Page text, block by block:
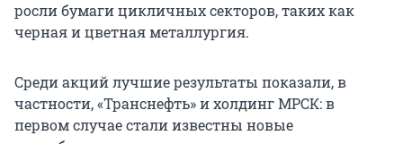
росли бумаги цикличных секторов, таких как
черная и цветная металлургия.
Среди акций лучшие результаты показали, в
частности, «Транснефть» и холдинг МРСК: в
первом случае стали известны новые